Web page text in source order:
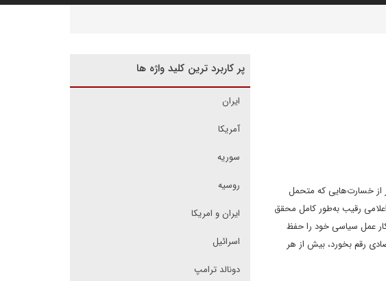
از خسارت‌هایی که متحمل
رقیب به‌طور کامل محقق
عمل سیاسی خود را حفظ
رقم بخورد، بیش از هر
پر کاربرد ترین کلید واژه ها
ایران
آمریکا
سوریه
روسیه
ایران و امریکا
اسرائیل
دونالد ترامپ